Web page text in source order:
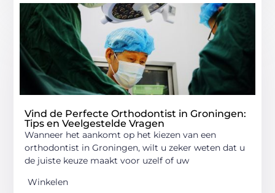
Vind de Perfecte Orthodontist in Groningen:
Tips en Veelgestelde Vragen
Wanneer het aankomt op het kiezen van een
orthodontist in Groningen, wilt u zeker weten dat u
de juiste keuze maakt voor uzelf of uw
Winkelen